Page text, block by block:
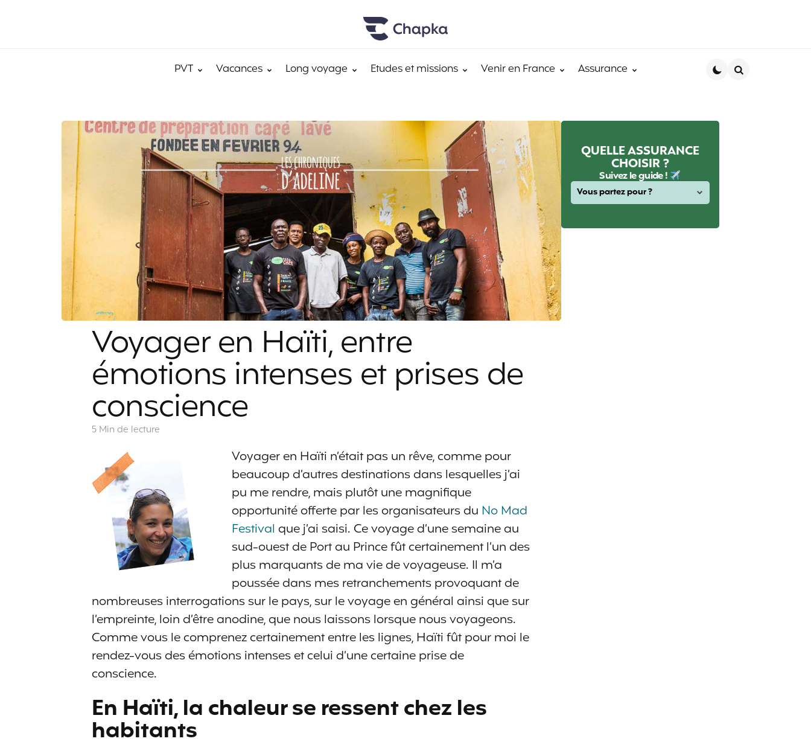
PVT Vacances Long voyage Etudes et missions Venir en France Assurance
Voyager en Haïti, entre
émotions intenses et prises de
conscience
5 Min de lecture
Voyager en Haïti n’était pas un rêve, comme pour
beaucoup d’autres destinations dans lesquelles j’ai
pu me rendre, mais plutôt une magnifique
opportunité offerte par les organisateurs du No Mad
Festival que j’ai saisi. Ce voyage d’une semaine au
sud-ouest de Port au Prince fût certainement l’un des
plus marquants de ma vie de voyageuse. Il m’a
poussée dans mes retranchements provoquant de
nombreuses interrogations sur le pays, sur le voyage en général ainsi que sur
l’empreinte, loin d’être anodine, que nous laissons lorsque nous voyageons.
Comme vous le comprenez certainement entre les lignes, Haïti fût pour moi le
rendez-vous des émotions intenses et celui d’une certaine prise de
conscience.
En Haïti, la chaleur se ressent chez les
habitants
QUELLE ASSURANCE
CHOISIR ?
Suivez le guide !